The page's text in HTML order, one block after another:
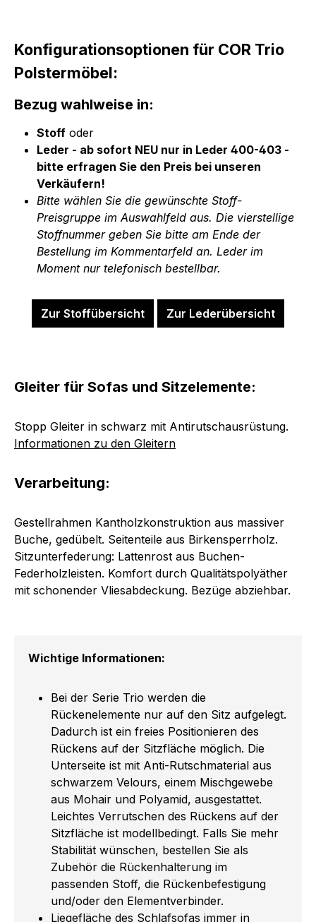
Konfigurationsoptionen für COR Trio
Polstermöbel:
Bezug wahlweise in:
Stoff oder
Leder - ab sofort NEU nur in Leder 400-403 -
bitte erfragen Sie den Preis bei unseren
Verkäufern!
Bitte wählen Sie die gewünschte Stoff-
Preisgruppe im Auswahlfeld aus. Die vierstellige
Stoffnummer geben Sie bitte am Ende der
Bestellung im Kommentarfeld an. Leder im
Moment nur telefonisch bestellbar.
Zur Stoffübersicht Zur Lederübersicht
Gleiter für Sofas und Sitzelemente:
Stopp Gleiter in schwarz mit Antirutschausrüstung.
Informationen zu den Gleitern
Verarbeitung:
Gestellrahmen Kantholzkonstruktion aus massiver
Buche, gedübelt. Seitenteile aus Birkensperrholz.
Sitzunterfederung: Lattenrost aus Buchen-
Federholzleisten. Komfort durch Qualitätspolyäther
mit schonender Vliesabdeckung. Bezüge abziehbar.
Wichtige Informationen:
Bei der Serie Trio werden die
Rückenelemente nur auf den Sitz aufgelegt.
Dadurch ist ein freies Positionieren des
Rückens auf der Sitzfläche möglich. Die
Unterseite ist mit Anti-Rutschmaterial aus
schwarzem Velours, einem Mischgewebe
aus Mohair und Polyamid, ausgestattet.
Leichtes Verrutschen des Rückens auf der
Sitzfläche ist modellbedingt. Falls Sie mehr
Stabilität wünschen, bestellen Sie als
Zubehör die Rückenhalterung im
passenden Stoff, die Rückenbefestigung
und/oder den Elementverbinder.
Liegefläche des Schlafsofas immer in